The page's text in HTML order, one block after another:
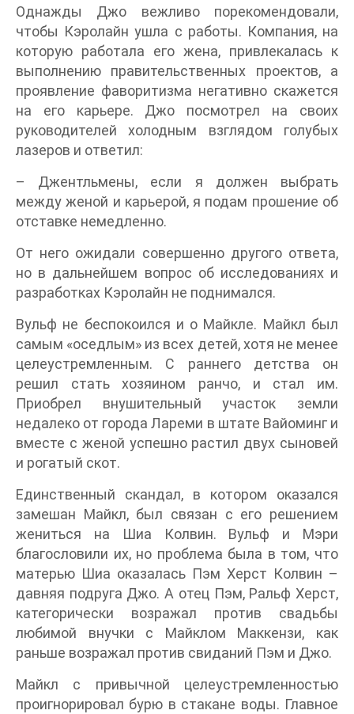
Однажды Джо вежливо порекомендовали,
чтобы Кэролайн ушла с работы. Компания, на
которую работала его жена, привлекалась к
выполнению правительственных проектов, а
проявление фаворитизма негативно скажется
на его карьере. Джо посмотрел на своих
руководителей холодным взглядом голубых
лазеров и ответил:
– Джентльмены, если я должен выбрать
между женой и карьерой, я подам прошение об
отставке немедленно.
От него ожидали совершенно другого ответа,
но в дальнейшем вопрос об исследованиях и
разработках Кэролайн не поднимался.
Вульф не беспокоился и о Майкле. Майкл был
самым «оседлым» из всех детей, хотя не менее
целеустремленным. С раннего детства он
решил стать хозяином ранчо, и стал им.
Приобрел внушительный участок земли
недалеко от города Лареми в штате Вайоминг и
вместе с женой успешно растил двух сыновей
и рогатый скот.
Единственный скандал, в котором оказался
замешан Майкл, был связан с его решением
жениться на Шиа Колвин. Вульф и Мэри
благословили их, но проблема была в том, что
матерью Шиа оказалась Пэм Херст Колвин –
давняя подруга Джо. А отец Пэм, Ральф Херст,
категорически возражал против свадьбы
любимой внучки с Майклом Маккензи, как
раньше возражал против свиданий Пэм и Джо.
Майкл с привычной целеустремленностью
проигнорировал бурю в стакане воды. Главное